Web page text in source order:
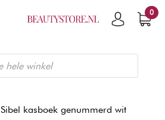
0
Sibel kasboek genummerd wit